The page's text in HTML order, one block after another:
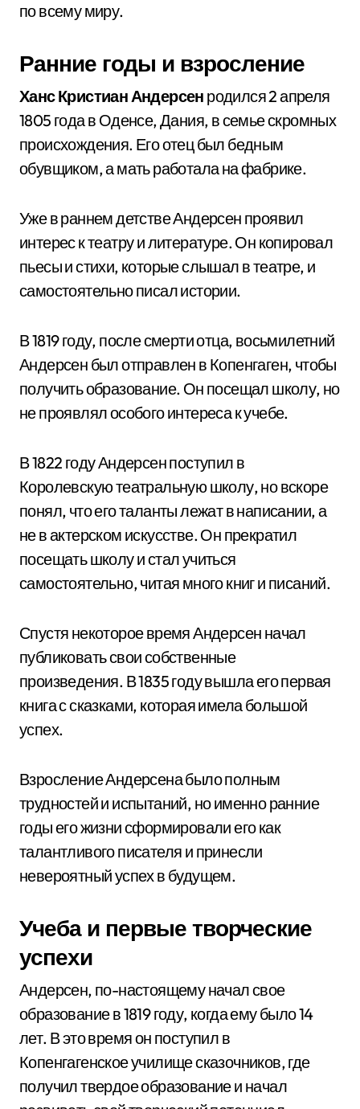
по всему миру.
Ранние годы и взросление
Ханс Кристиан Андерсен родился 2 апреля
1805 года в Оденсе, Дания, в семье скромных
происхождения. Его отец был бедным
обувщиком, а мать работала на фабрике.
Уже в раннем детстве Андерсен проявил
интерес к театру и литературе. Он копировал
пьесы и стихи, которые слышал в театре, и
самостоятельно писал истории.
В 1819 году, после смерти отца, восьмилетний
Андерсен был отправлен в Копенгаген, чтобы
получить образование. Он посещал школу, но
не проявлял особого интереса к учебе.
В 1822 году Андерсен поступил в
Королевскую театральную школу, но вскоре
понял, что его таланты лежат в написании, а
не в актерском искусстве. Он прекратил
посещать школу и стал учиться
самостоятельно, читая много книг и писаний.
Спустя некоторое время Андерсен начал
публиковать свои собственные
произведения. В 1835 году вышла его первая
книга с сказками, которая имела большой
успех.
Взросление Андерсена было полным
трудностей и испытаний, но именно ранние
годы его жизни сформировали его как
талантливого писателя и принесли
невероятный успех в будущем.
Учеба и первые творческие
успехи
Андерсен, по-настоящему начал свое
образование в 1819 году, когда ему было 14
лет. В это время он поступил в
Копенгагенское училище сказочников, где
получил твердое образование и начал